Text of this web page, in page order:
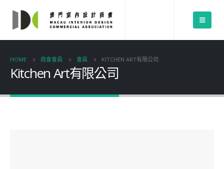
HOME 商會會員 會員 KITCHEN ART有限公司
Kitchen Art有限公司